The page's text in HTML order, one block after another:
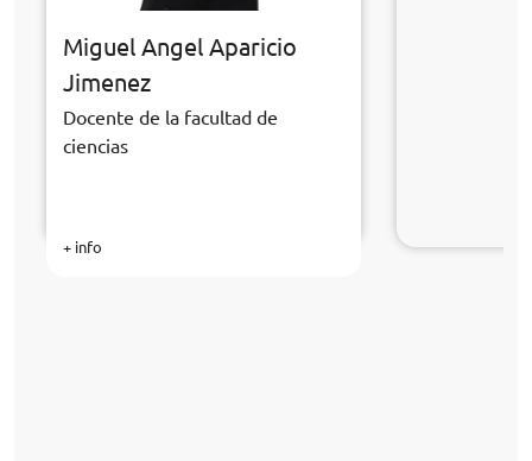
Miguel Angel Aparicio
Jimenez
Docente de la facultad de
ciencias
+ info